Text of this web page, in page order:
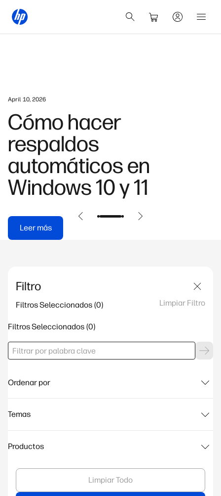
April 10, 2026
Cómo hacer
respaldos
automáticos en
Windows 10 y 11
Leer más
Filtro
Filtros Seleccionados Limpiar Filtro
Filtros Seleccionados
Ordenar por
Temas
Productos
Limpiar Todo